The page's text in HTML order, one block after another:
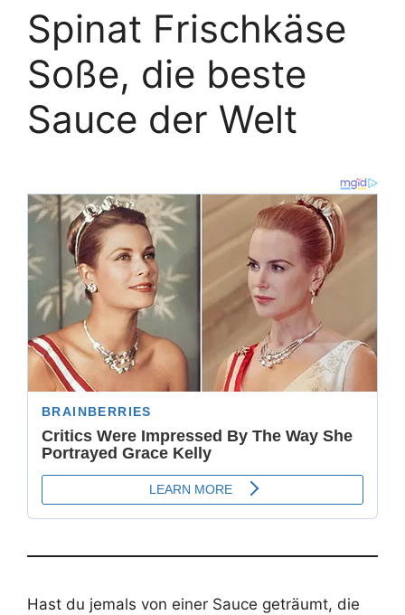
Spinat Frischkäse
Soße, die beste
Sauce der Welt
Hast du jemals von einer Sauce geträumt, die